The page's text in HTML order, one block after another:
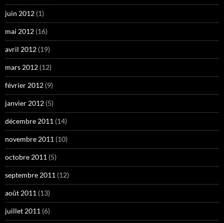
juin 2012 (1)
mai 2012 (16)
avril 2012 (19)
mars 2012 (12)
février 2012 (9)
janvier 2012 (5)
décembre 2011 (14)
novembre 2011 (10)
octobre 2011 (5)
septembre 2011 (12)
août 2011 (13)
juillet 2011 (6)